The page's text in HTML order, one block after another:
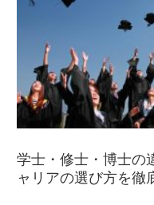
学士・修士・博士の
ャリアの選び方を徹